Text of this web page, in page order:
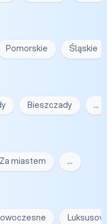
Pomorskie Śląskie
Bieszczady …
Za miastem …